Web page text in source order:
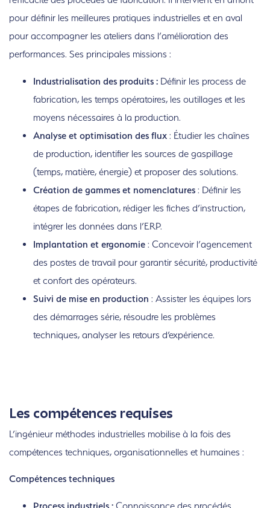
pour définir les meilleures pratiques industrielles et en aval
pour accompagner les ateliers dans l’amélioration des
performances. Ses principales missions :
Industrialisation des produits : Définir les process de
fabrication, les temps opératoires, les outillages et les
moyens nécessaires à la production.
Analyse et optimisation des flux : Étudier les chaînes
de production, identifier les sources de gaspillage
(temps, matière, énergie) et proposer des solutions.
Création de gammes et nomenclatures : Définir les
étapes de fabrication, rédiger les fiches d’instruction,
intégrer les données dans l’ERP.
Implantation et ergonomie : Concevoir l’agencement
des postes de travail pour garantir sécurité, productivité
et confort des opérateurs.
Suivi de mise en production : Assister les équipes lors
des démarrages série, résoudre les problèmes
techniques, analyser les retours d’expérience.
Les compétences requises
L’ingénieur méthodes industrielles mobilise à la fois des
compétences techniques, organisationnelles et humaines :
Compétences techniques
Process industriels : Connaissance des procédés